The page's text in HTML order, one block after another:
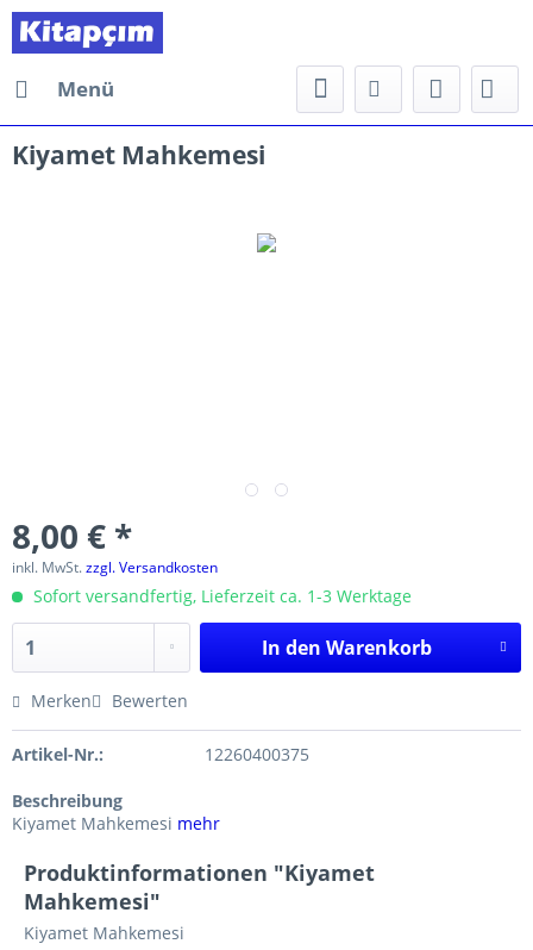
Menü
Kiyamet Mahkemesi
8,00 € *
inkl. MwSt.zzgl. Versandkosten
Sofort versandfertig, Lieferzeit ca. 1-3 Werktage
In den Warenkorb
Merken Bewerten
Artikel-Nr.: 12260400375
Beschreibung
Kiyamet Mahkemesi mehr
Produktinformationen "Kiyamet
Mahkemesi"
Kiyamet Mahkemesi